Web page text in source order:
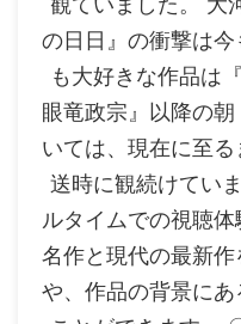
の日日』の衝撃は
も大好きな作品は
眼竜政宗』以降の
いては、現在に至
送時に観続けてい
ルタイムでの視聴
名作と現代の最新
や、作品の背景に